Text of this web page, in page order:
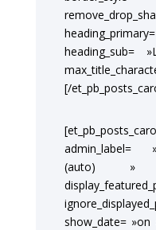
heading_sub=
[/
admin_label=
(auto) »
show_date=